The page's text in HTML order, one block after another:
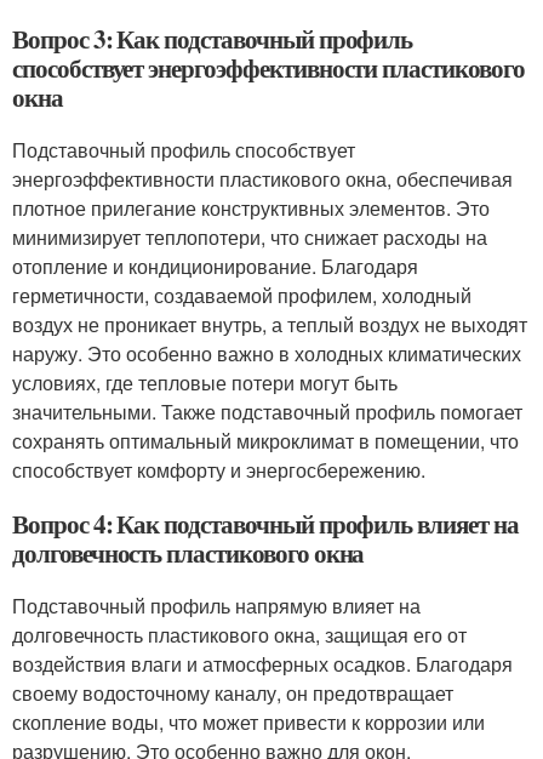
Вопрос 3: Как подставочный профиль
способствует энергоэффективности пластикового
окна
Подставочный профиль способствует
энергоэффективности пластикового окна, обеспечивая
плотное прилегание конструктивных элементов. Это
минимизирует теплопотери, что снижает расходы на
отопление и кондиционирование. Благодаря
герметичности, создаваемой профилем, холодный
воздух не проникает внутрь, а теплый воздух не выходят
наружу. Это особенно важно в холодных климатических
условиях, где тепловые потери могут быть
значительными. Также подставочный профиль помогает
сохранять оптимальный микроклимат в помещении, что
способствует комфорту и энергосбережению.
Вопрос 4: Как подставочный профиль влияет на
долговечность пластикового окна
Подставочный профиль напрямую влияет на
долговечность пластикового окна, защищая его от
воздействия влаги и атмосферных осадков. Благодаря
своему водосточному каналу, он предотвращает
скопление воды, что может привести к коррозии или
разрушению. Это особенно важно для окон,